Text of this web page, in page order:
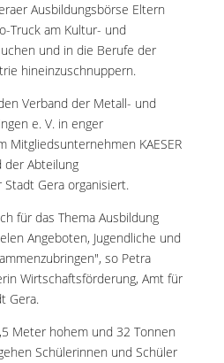
Ausbildungsbörse Eltern
Truck am Kultur- und
und in die Berufe der
hineinzuschnuppern.
Verband der Metall- und
e. V. in enger
Mitgliedsunternehmen KAESER
der Abteilung
Gera organisiert.
für das Thema Ausbildung
Angeboten, Jugendliche und
so Petra
Wirtschaftsförderung, Amt für
Gera.
Meter hohem und 32 Tonnen
Schülerinnen und Schüler